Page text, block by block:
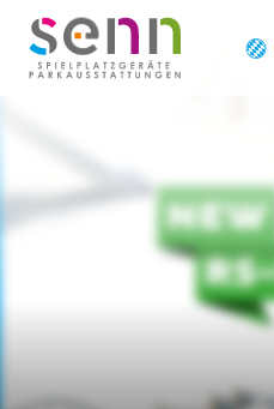
Skip to main content